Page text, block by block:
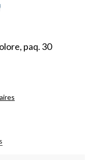
paq. 30